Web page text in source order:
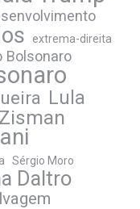
extrema-direita
Bolsonaro
Lula
Sérgio Moro
Daltro